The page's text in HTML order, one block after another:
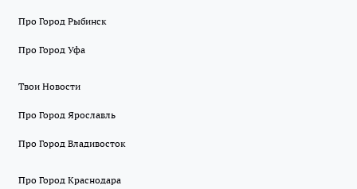
Про Город Рыбинск
Про Город Уфа
Твои Новости
Про Город Ярославль
Про Город Владивосток
Про Город Краснодара